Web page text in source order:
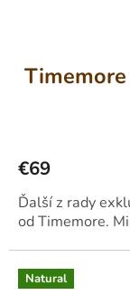
produktu
5,0
z
hviezdičiek.
€69
Ďalší z rady
od Timemore.
Natural